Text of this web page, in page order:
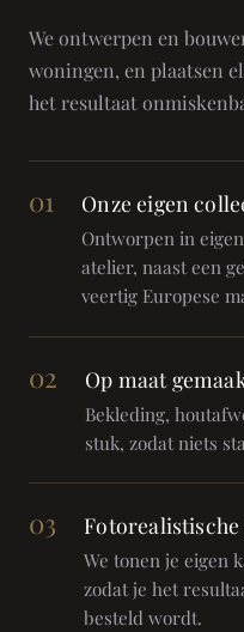
We ontwerpen en
woningen, en plaatsen
het resultaat
01 Onze eigen
Ontworpen in
atelier, naast een
veertig Europese
02 Op maat
Bekleding,
stuk, zodat niets
03 Fotorealistische
We tonen je eigen
zodat je het
besteld wordt.